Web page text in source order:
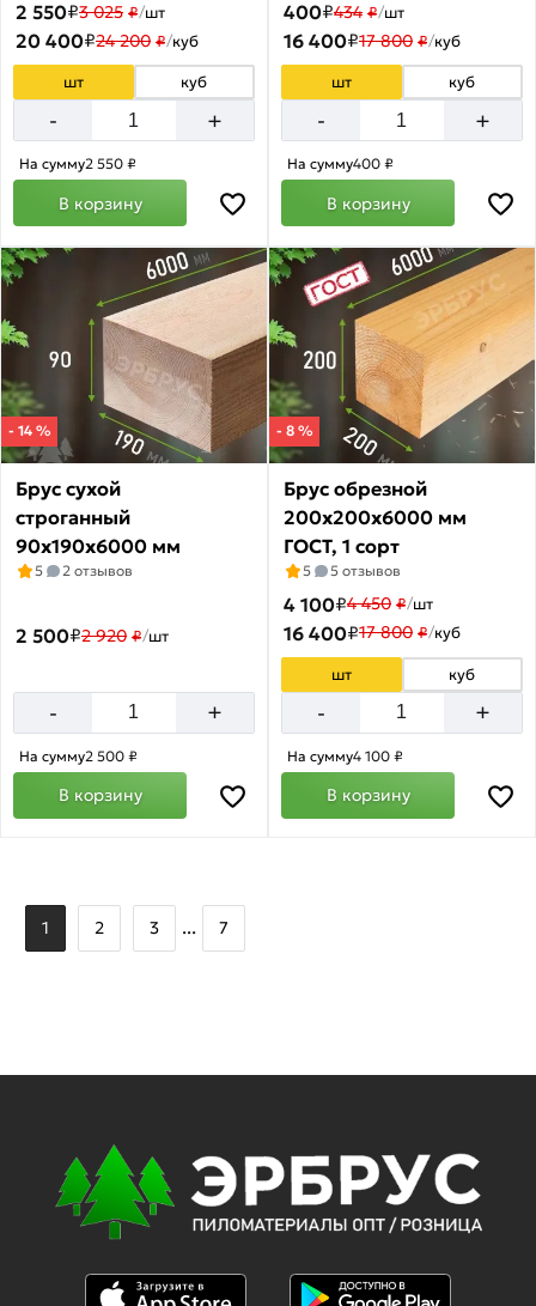
2 550₽3 025 ₽/шт
20 400₽24 200 ₽/куб
шт куб
- +
На сумму2 550 ₽
В корзину
400₽434 ₽/шт
16 400₽17 800 ₽/куб
шт куб
- +
На сумму400 ₽
В корзину
- 14 %
Брус сухой
строганный
90х190х6000 мм
5 2 отзывов
2 500₽2 920 ₽/шт
- +
На сумму2 500 ₽
В корзину
- 8 %
Брус обрезной
200х200х6000 мм
ГОСТ, 1 сорт
5 5 отзывов
4 100₽4 450 ₽/шт
16 400₽17 800 ₽/куб
шт куб
- +
На сумму4 100 ₽
В корзину
1 2 3 ... 7